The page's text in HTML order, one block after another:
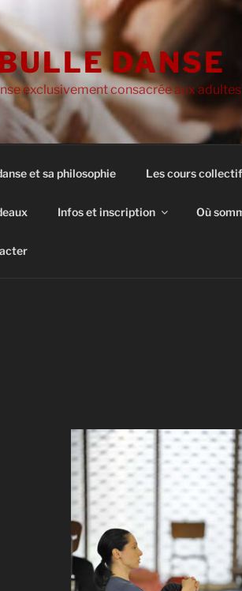
DANSE
exclusivement consacrée aux adultes
et sa philosophie Les cours
Infos et inscription Où